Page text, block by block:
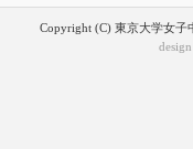
Copyright (C) 東京大学女子